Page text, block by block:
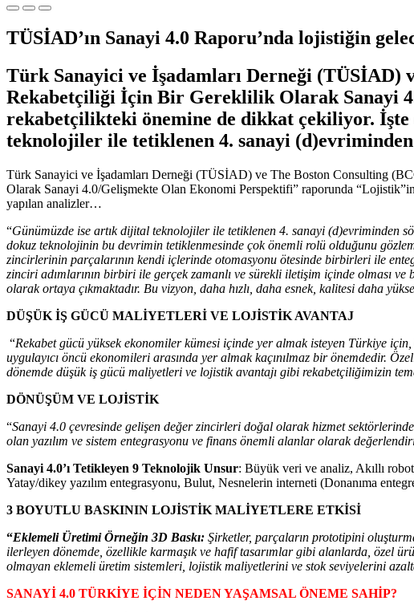
TÜSİAD’ın Sanayi 4.0 Raporu’nda lojistiğin
Türk Sanayici ve İşadamları Derneği (TÜSİAD)
Rekabetçiliği İçin Bir Gereklilik Olarak Sanayi
rekabetçilikteki önemine de dikkat çekiliyor.
teknolojiler ile tetiklenen 4. sanayi
Türk Sanayici ve İşadamları Derneği (TÜSİAD) ve The Boston Consulting
Olarak Sanayi 4.0/Gelişmekte Olan Ekonomi Perspektifi” raporunda
yapılan analizler…
“Günümüzde ise artık dijital teknolojiler ile tetiklenen 4. sanayi (d)evriminden
dokuz teknolojinin bu devrimin tetiklenmesinde çok önemli rolü olduğunu
zincirlerinin parçalarının kendi içlerinde otomasyonu ötesinde birbirleri ile
zinciri adımlarının birbiri ile gerçek zamanlı ve sürekli iletişim içinde olması
olarak ortaya çıkmaktadır. Bu vizyon, daha hızlı, daha esnek, kalitesi daha
DÜŞÜK İŞ GÜCÜ MALİYETLERİ VE LOJİSTİK AVANTAJ
“Rekabet gücü yüksek ekonomiler kümesi içinde yer almak isteyen Türkiye
uygulayıcı öncü ekonomileri arasında yer almak kaçınılmaz bir önemdedir.
dönemde düşük iş gücü maliyetleri ve lojistik avantajı gibi rekabetçiliğimizin
DÖNÜŞÜM VE LOJİSTİK
“Sanayi 4.0 çevresinde gelişen değer zincirleri doğal olarak hizmet
olan yazılım ve sistem entegrasyonu ve finans önemli alanlar olarak
Sanayi 4.0’ı Tetikleyen 9 Teknolojik Unsur: Büyük veri ve analiz, Akıllı
Yatay/dikey yazılım entegrasyonu, Bulut, Nesnelerin interneti (Donanıma
3 BOYUTLU BASKININ LOJİSTİK MALİYETLERE ETKİSİ
“Eklemeli Üretimi Örneğin 3D Baskı: Şirketler, parçaların prototipini
ilerleyen dönemde, özellikle karmaşık ve hafif tasarımlar gibi alanlarda, özel
olmayan eklemeli üretim sistemleri, lojistik maliyetlerini ve stok seviyelerini
SANAYİ 4.0 TÜRKİYE İÇİN NEDEN YAŞAMSAL ÖNEME SAHİP?